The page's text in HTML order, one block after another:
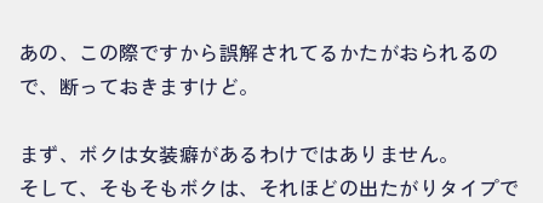
あの、この際ですから誤解されてるかたがおられるの
で、断っておきますけど。
まず、ボクは女装癖があるわけではありません。
そして、そもそもボクは、それほどの出たがりタイプで